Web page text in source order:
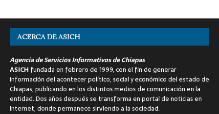
ACERCA DE ASICH
Agencia de Servicios Informativos de Chiapas
ASICH fundada en febrero de 1999, con el fin de generar
información del acontecer político, social y económico del estado de
Chiapas, publicando en los distintos medios de comunicación en la
entidad. Dos años después se transforma en portal de noticias en
internet, donde permanece sirviendo a la sociedad.